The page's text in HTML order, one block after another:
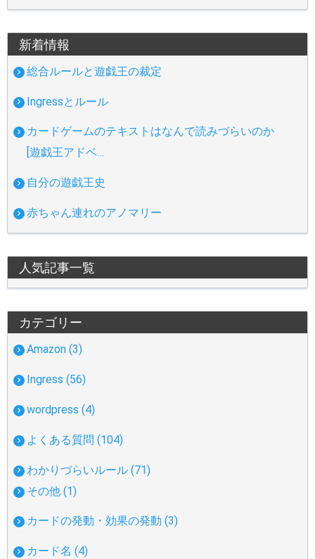
新着情報
総合ルールと遊戯王の裁定
Ingressとルール
カードゲームのテキストはなんで読みづらいのか
[遊戯王アドベ…
自分の遊戯王史
赤ちゃん連れのアノマリー
人気記事一覧
カテゴリー
Amazon (3)
Ingress (56)
wordpress (4)
よくある質問 (104)
わかりづらいルール (71)
その他 (1)
カードの発動・効果の発動 (3)
カード名 (4)